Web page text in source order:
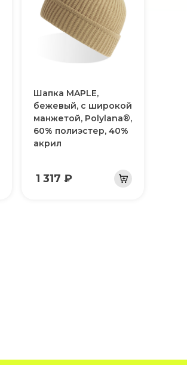
Шапка MAPLE,
бежевый, с широкой
манжетой, Polylana®,
60% полиэстер, 40%
акрил
1 317 ₽